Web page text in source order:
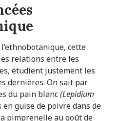
cette
relations entre les
étudient justement les
dernières. On sait par
du pain blanc(Lepidium
guise de poivre dans de
pimprenelle au goût de